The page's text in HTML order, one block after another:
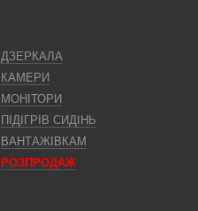
ДЗЕРКАЛА
КАМЕРИ
МОНІТОРИ
ПІДІГРІВ СИДІНЬ
ВАНТАЖІВКАМ
РОЗПРОДАЖ